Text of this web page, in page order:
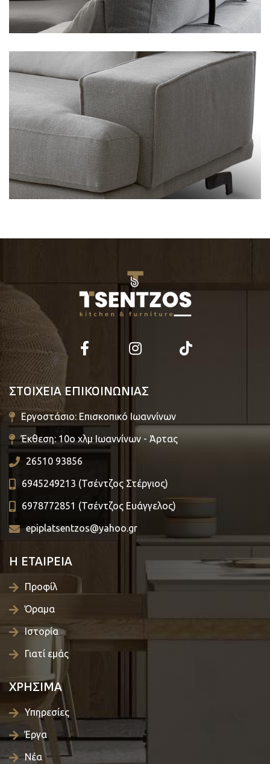
ΣΤΟΙΧΕΙΑ ΕΠΙΚΟΙΝΩΝΙΑΣ
Εργοστάσιο: Επισκοπικό Ιωαννίνων
Έκθεση: 10ο χλμ Ιωαννίνων - Άρτας
26510 93856
6945249213 (Τσέντζος Στέργιος)
6978772851 (Τσέντζος Ευάγγελος)
epiplatsentzos@yahoo.gr
Η ΕΤΑΙΡΕΙΑ
Προφίλ
Όραμα
Ιστορία
Γιατί εμάς
ΧΡΗΣΙΜΑ
Υπηρεσίες
Έργα
Νέα